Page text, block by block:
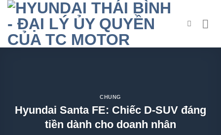
CHUNG
Hyundai Santa FE: Chiếc D-SUV đáng
tiền dành cho doanh nhân